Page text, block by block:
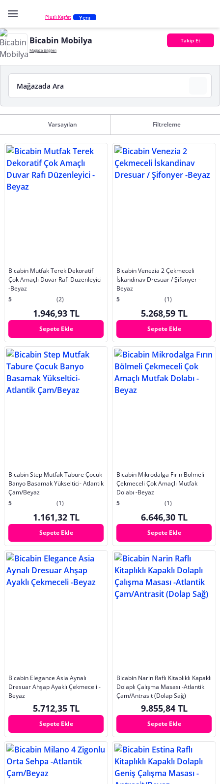
Plus'ı Keşfet Yeni
Bicabin Mobilya Takip Et
Mağaza Bilgileri
Varsayılan Filtreleme
Bicabin Mutfak Terek Dekoratif
Çok Amaçlı Duvar Rafı Düzenleyici
-Beyaz
5
(2)
1.946,93 TL
Sepete Ekle
Bicabin Venezia 2 Çekmeceli
İskandinav Dresuar / Şifonyer -
Beyaz
5
(1)
5.268,59 TL
Sepete Ekle
Bicabin Step Mutfak Tabure Çocuk
Banyo Basamak Yükseltici- Atlantik
Çam/Beyaz
5
(1)
1.161,32 TL
Sepete Ekle
Bicabin Mikrodalga Fırın Bölmeli
Çekmeceli Çok Amaçlı Mutfak
Dolabı -Beyaz
5
(1)
6.646,30 TL
Sepete Ekle
Bicabin Elegance Asia Aynalı
Dresuar Ahşap Ayaklı Çekmeceli -
Beyaz
5.712,35 TL
Sepete Ekle
Bicabin Narin Raflı Kitaplıklı Kapaklı
Dolaplı Çalışma Masası -Atlantik
Çam/Antrasit (Dolap Sağ)
9.855,84 TL
Sepete Ekle